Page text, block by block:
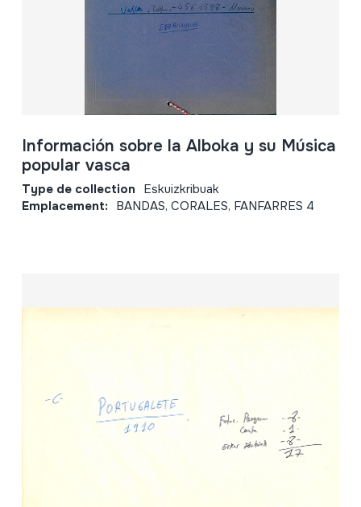
Información sobre la Alboka y su Música
popular vasca
Type de collection Eskuizkribuak
Emplacement: BANDAS, CORALES, FANFARRES 4